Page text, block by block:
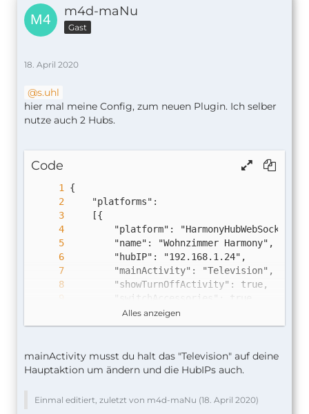
m4d-maNu
Gast
18. April 2020
s.uhl
hier mal meine Config, zum neuen Plugin. Ich selber
nutze auch 2 Hubs.
Code
Alles anzeigen
mainActivity musst du halt das "Television" auf deine
Hauptaktion um ändern und die HubIPs auch.
Einmal editiert, zuletzt von m4d-maNu (18. April 2020)